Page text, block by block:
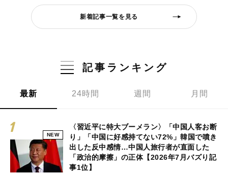
新着記事一覧を見る
記事ランキング
最新 24時間 週間 月間
NEW
〈習近平に特大ブーメラン〉「中国人客お断
り」「中国に好感持てない72%」韓国で噴き
出した反中感情…中国人旅行者が直面した
「政治的摩擦」の正体【2026年7月バズり記
事1位】